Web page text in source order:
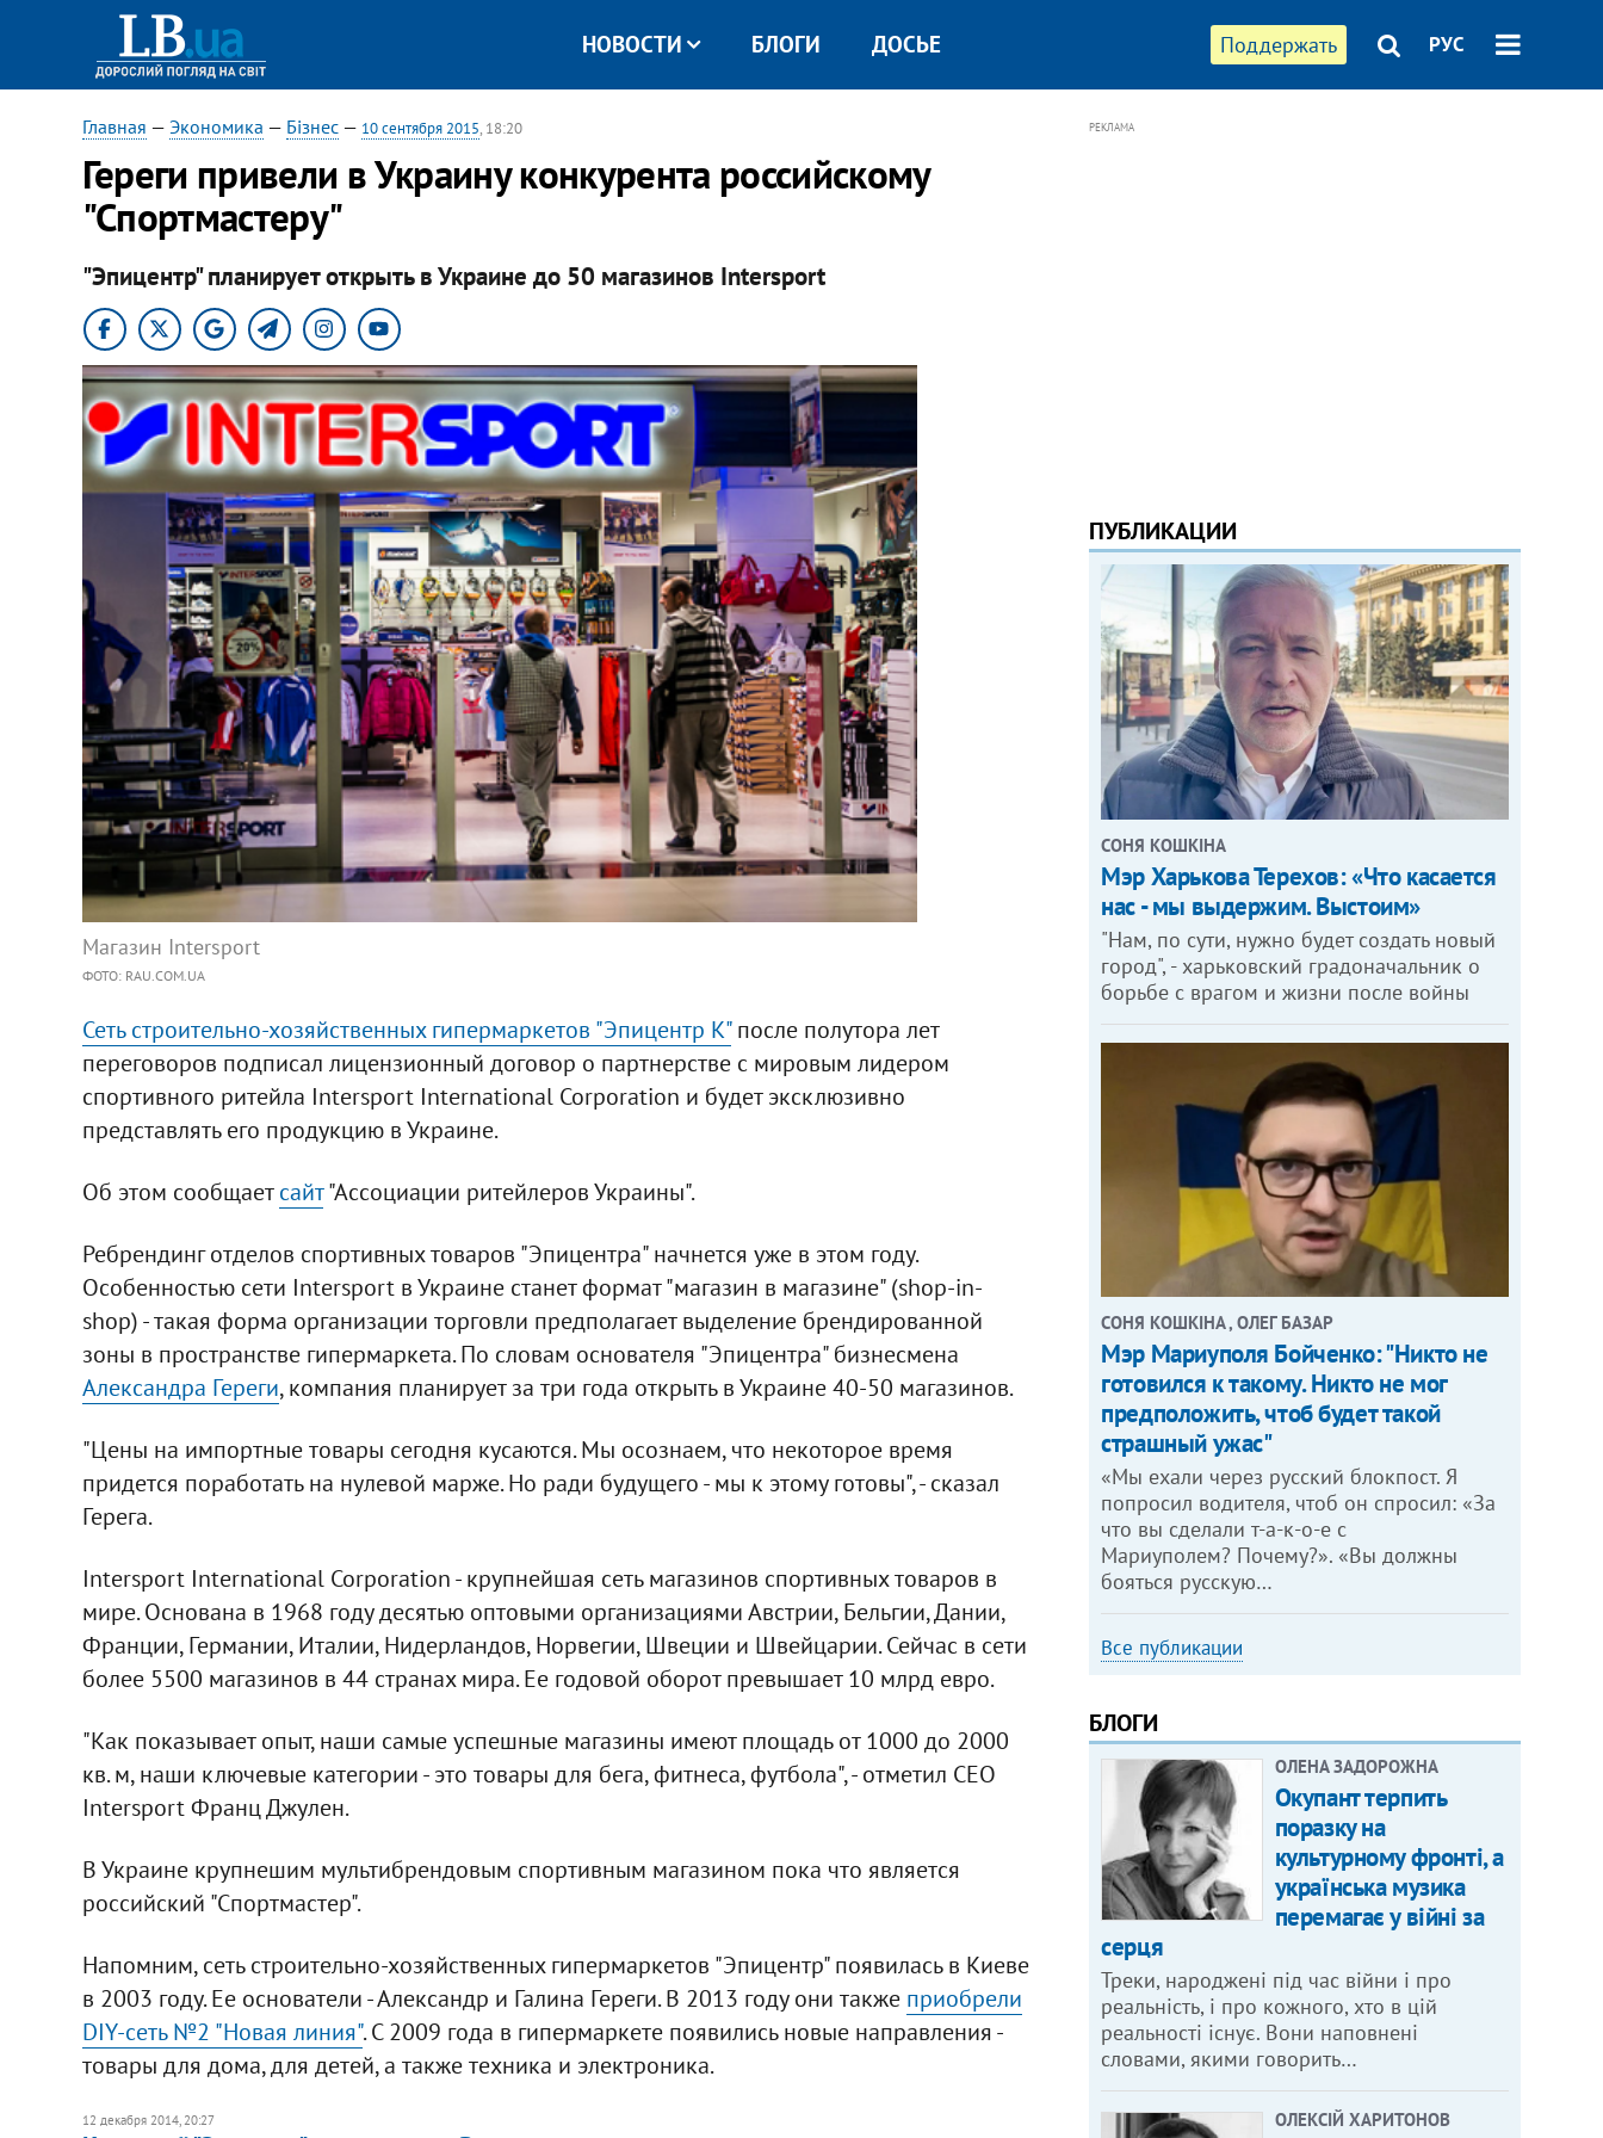
Поддержать РУС
НОВОСТИ БЛОГИ ДОСЬЕ
Главная — Экономика — Бізнес— 10 сентября 2015, 18:20
Гереги привели в Украину конкурента российскому
"Спортмастеру"
"Эпицентр" планирует открыть в Украине до 50 магазинов Intersport
Магазин Intersport
ФОТО: RAU.COM.UA
Сеть строительно-хозяйственных гипермаркетов "Эпицентр К"после полутора лет
переговоров подписал лицензионный договор о партнерстве с мировым лидером
спортивного ритейла Intersport International Corporation и будет эксклюзивно
представлять его продукцию в Украине.
Об этом сообщаетсайт"Ассоциации ритейлеров Украины".
Ребрендинг отделов спортивных товаров "Эпицентра" начнется уже в этом году.
Особенностью сети Intersport в Украине станет формат "магазин в магазине" (shop-in-
shop) - такая форма организации торговли предполагает выделение брендированной
зоны в пространстве гипермаркета. По словам основателя "Эпицентра" бизнесмена
Александра Гереги, компания планирует за три года открыть в Украине 40-50 магазинов.
"Цены на импортные товары сегодня кусаются. Мы осознаем, что некоторое время
придется поработать на нулевой марже. Но ради будущего - мы к этому готовы", - сказал
Герега.
Intersport International Corporation - крупнейшая сеть магазинов спортивных товаров в
мире. Основана в 1968 году десятью оптовыми организациями Австрии, Бельгии, Дании,
Франции, Германии, Италии, Нидерландов, Норвегии, Швеции и Швейцарии. Сейчас в сети
более 5500 магазинов в 44 странах мира. Ее годовой оборот превышает 10 млрд евро.
"Как показывает опыт, наши самые успешные магазины имеют площадь от 1000 до 2000
кв. м, наши ключевые категории - это товары для бега, фитнеса, футбола", - отметил СЕО
Intersport Франц Джулен.
В Украине крупнешим мультибрендовым спортивным магазином пока что является
российский "Спортмастер".
Напомним, сеть строительно-хозяйственных гипермаркетов "Эпицентр" появилась в Киеве
в 2003 году. Ее основатели - Александр и Галина Гереги. В 2013 году они также приобрели
DIY-сеть №2 "Новая линия". С 2009 года в гипермаркете появились новые направления -
товары для дома, для детей, а также техника и электроника.
12 декабря 2014, 20:27
РЕКЛАМА
ПУБЛИКАЦИИ
СОНЯ КОШКІНА
Мэр Харькова Терехов: «Что касается
нас - мы выдержим. Выстоим»
"Нам, по сути, нужно будет создать новый
город", - харьковский градоначальник о
борьбе с врагом и жизни после войны
СОНЯ КОШКІНА , ОЛЕГ БАЗАР
Мэр Мариуполя Бойченко: "Никто не
готовился к такому. Никто не мог
предположить, чтоб будет такой
страшный ужас"
«Мы ехали через русский блокпост. Я
попросил водителя, чтоб он спросил: «За
что вы сделали т-а-к-о-е с
Мариуполем? Почему?». «Вы должны
бояться русскую…
Все публикации
БЛОГИ
ОЛЕНА ЗАДОРОЖНА
Окупант терпить
поразку на
культурному фронті, а
українська музика
перемагає у війні за
серця
Треки, народжені під час війни і про
реальність, і про кожного, хто в цій
реальності існує. Вони наповнені
словами, якими говорить…
ОЛЕКСІЙ ХАРИТОНОВ